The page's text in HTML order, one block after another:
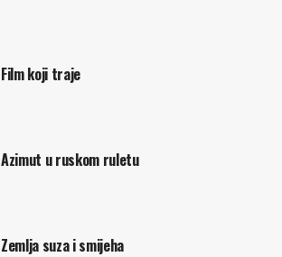
Film koji traje
Azimut u ruskom ruletu
Zemlja suza i smijeha